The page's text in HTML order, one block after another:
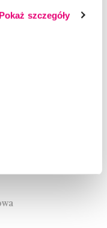
technologie
informacji
dostęp do niego i
lub niektóre
"Ustawienia
na
jej wycofaniem
Pokaż szczegóły
rocznie)